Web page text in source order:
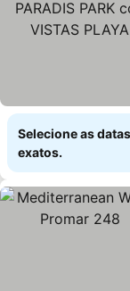
Selecione as
exatos.